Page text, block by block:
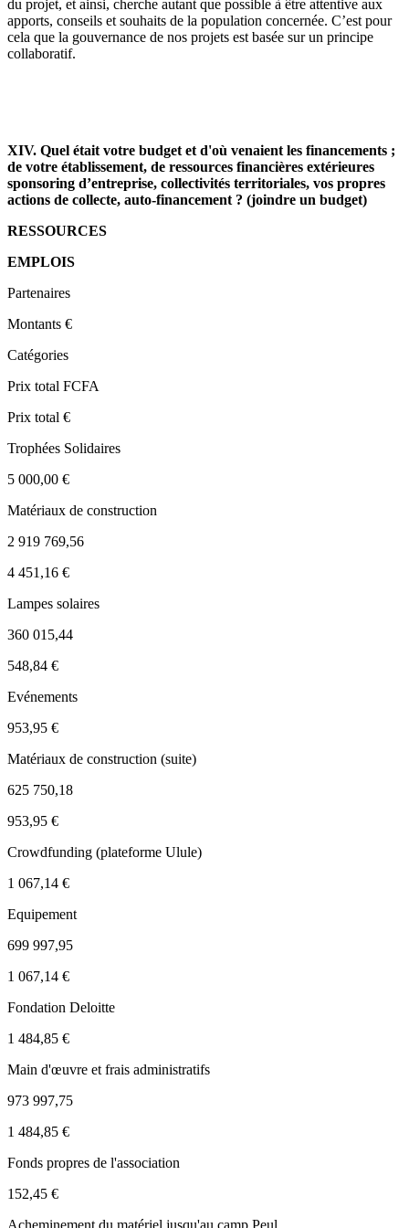
du projet, et ainsi, cherche autant que possible à être attentive aux
apports, conseils et souhaits de la population concernée. C’est pour
cela que la gouvernance de nos projets est basée sur un principe
collaboratif.
XIV. Quel était votre budget et d'où venaient les financements ;
de votre établissement, de ressources financières extérieures
sponsoring d’entreprise, collectivités territoriales, vos propres
actions de collecte, auto-financement ? (joindre un budget)
RESSOURCES
EMPLOIS
Partenaires
Montants €
Catégories
Prix total FCFA
Prix total €
Trophées Solidaires
5 000,00 €
Matériaux de construction
2 919 769,56
4 451,16 €
Lampes solaires
360 015,44
548,84 €
Evénements
953,95 €
Matériaux de construction (suite)
625 750,18
953,95 €
Crowdfunding (plateforme Ulule)
1 067,14 €
Equipement
699 997,95
1 067,14 €
Fondation Deloitte
1 484,85 €
Main d'œuvre et frais administratifs
973 997,75
1 484,85 €
Fonds propres de l'association
152,45 €
Acheminement du matériel jusqu'au camp Peul